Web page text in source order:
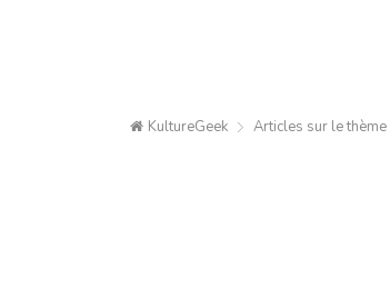
KultureGeek Articles sur le thème